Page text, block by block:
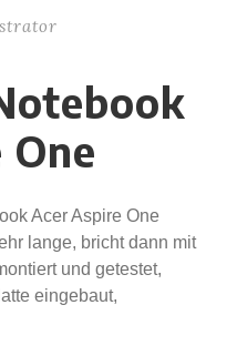
Acer Aspire One
lange, bricht dann mit
und getestet,
eingebaut,